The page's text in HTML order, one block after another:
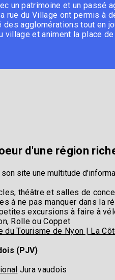
un patrimoine et un passé
rue du Village ont permis à
agglomérations tout en
et animent la place
d'une région
site une multitude
théâtre et salles de
à ne pas manquer dans la
excursions à faire à
Rolle ou Coppet
du Tourisme de Nyon | La
(PJV)
Jura vaudois